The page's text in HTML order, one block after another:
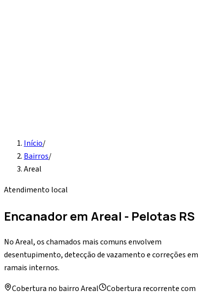
Início/
Bairros/
Areal
Atendimento local
Encanador em Areal - Pelotas RS
No Areal, os chamados mais comuns envolvem
desentupimento, detecção de vazamento e correções em
ramais internos.
Cobertura no bairroAreal
Cobertura recorrente com